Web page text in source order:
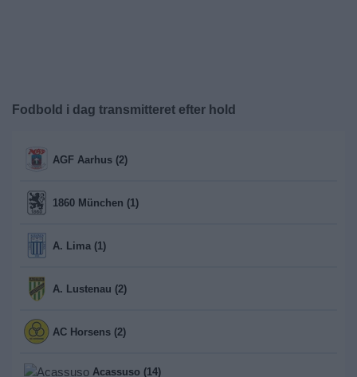
Fodbold i dag transmitteret efter hold
AGF Aarhus (2)
1860 München (1)
A. Lima (1)
A. Lustenau (2)
AC Horsens (2)
Acassuso (14)